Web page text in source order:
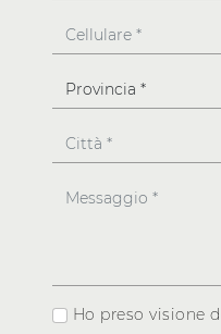
Ho preso visione